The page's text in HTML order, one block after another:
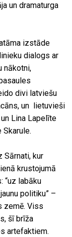
un dramaturga
izstāde
dialogs ar
nākotni,
divi latviešu
un lietuvieši
Lina Lapelīte
Sārnati, kur
krustojumā
“uz labāku
politiku” –
zemē. Viss
šī brīža
artefaktiem.